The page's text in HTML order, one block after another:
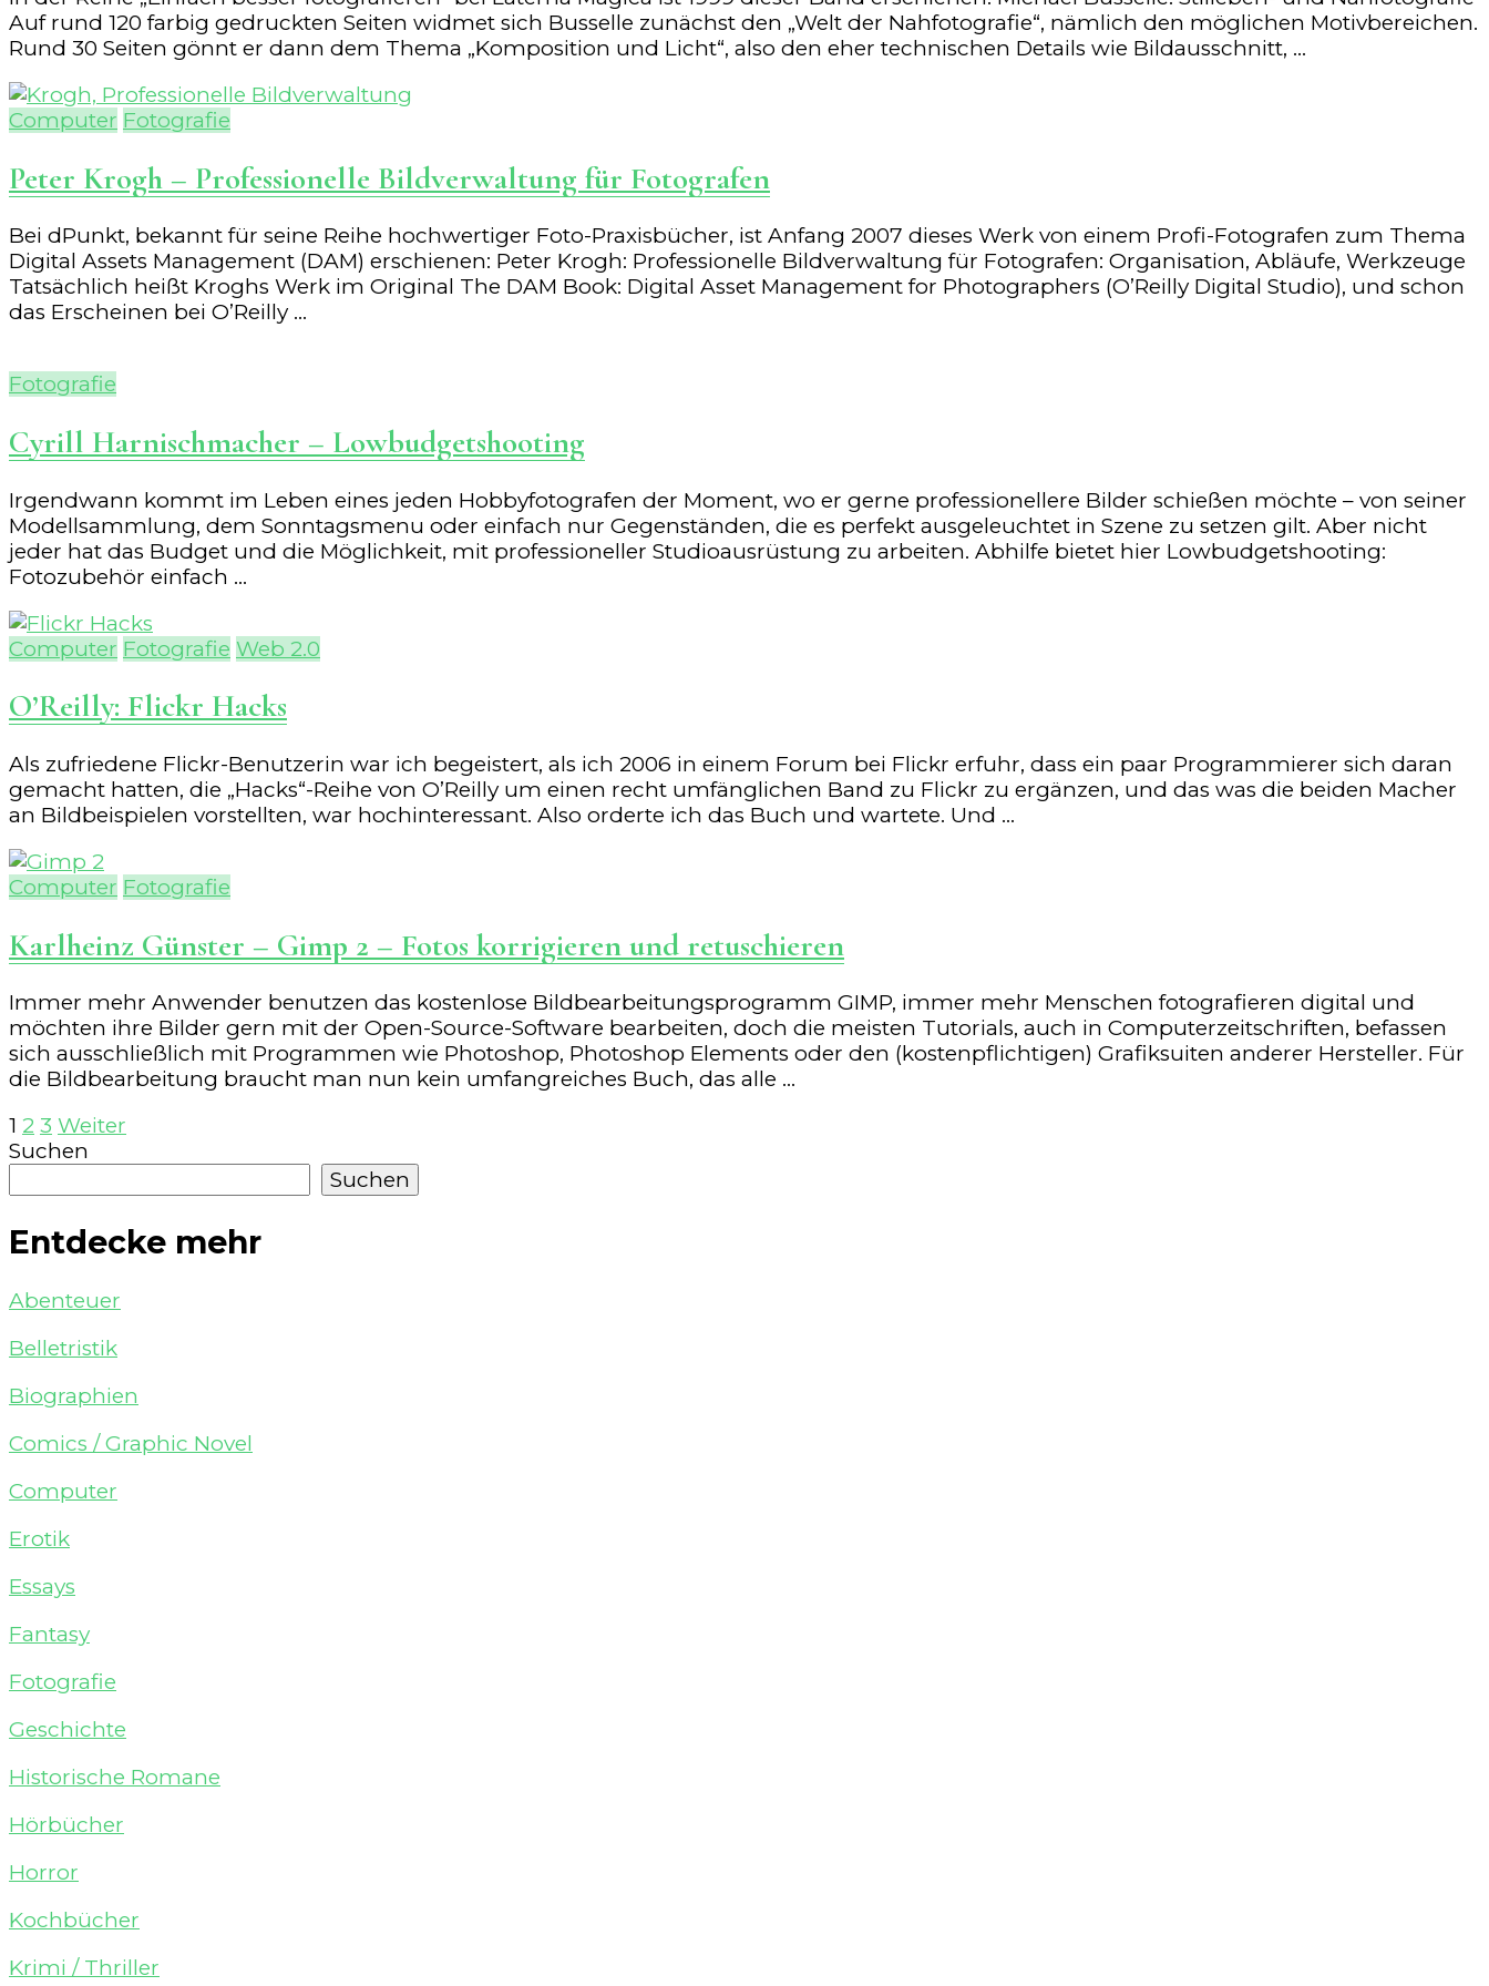
Auf rund 120 farbig gedruckten Seiten widmet sich Busselle zunächst den „Welt der Nahfotografie“, nämlich den möglichen Motivbereichen.
Rund 30 Seiten gönnt er dann dem Thema „Komposition und Licht“, also den eher technischen Details wie Bildausschnitt, …
Computer Fotografie
Peter Krogh – Professionelle Bildverwaltung für Fotografen
Bei dPunkt, bekannt für seine Reihe hochwertiger Foto-Praxisbücher, ist Anfang 2007 dieses Werk von einem Profi-Fotografen zum Thema
Digital Assets Management (DAM) erschienen: Peter Krogh: Professionelle Bildverwaltung für Fotografen: Organisation, Abläufe, Werkzeuge
Tatsächlich heißt Kroghs Werk im Original The DAM Book: Digital Asset Management for Photographers (O’Reilly Digital Studio), und schon
das Erscheinen bei O’Reilly …
Fotografie
Cyrill Harnischmacher – Lowbudgetshooting
Irgendwann kommt im Leben eines jeden Hobbyfotografen der Moment, wo er gerne professionellere Bilder schießen möchte – von seiner
Modellsammlung, dem Sonntagsmenu oder einfach nur Gegenständen, die es perfekt ausgeleuchtet in Szene zu setzen gilt. Aber nicht
jeder hat das Budget und die Möglichkeit, mit professioneller Studioausrüstung zu arbeiten. Abhilfe bietet hier Lowbudgetshooting:
Fotozubehör einfach …
Computer Fotografie Web 2.0
O’Reilly: Flickr Hacks
Als zufriedene Flickr-Benutzerin war ich begeistert, als ich 2006 in einem Forum bei Flickr erfuhr, dass ein paar Programmierer sich daran
gemacht hatten, die „Hacks“-Reihe von O’Reilly um einen recht umfänglichen Band zu Flickr zu ergänzen, und das was die beiden Macher
an Bildbeispielen vorstellten, war hochinteressant. Also orderte ich das Buch und wartete. Und …
Computer Fotografie
Karlheinz Günster – Gimp 2 – Fotos korrigieren und retuschieren
Immer mehr Anwender benutzen das kostenlose Bildbearbeitungsprogramm GIMP, immer mehr Menschen fotografieren digital und
möchten ihre Bilder gern mit der Open-Source-Software bearbeiten, doch die meisten Tutorials, auch in Computerzeitschriften, befassen
sich ausschließlich mit Programmen wie Photoshop, Photoshop Elements oder den (kostenpflichtigen) Grafiksuiten anderer Hersteller. Für
die Bildbearbeitung braucht man nun kein umfangreiches Buch, das alle …
Seitennummerierung
der
Beiträge
Seite
1 Seite
2 Seite
3 Weiter
Suchen
Suchen
Entdecke mehr
Abenteuer
Belletristik
Biographien
Comics / Graphic Novel
Computer
Erotik
Essays
Fantasy
Fotografie
Geschichte
Historische Romane
Hörbücher
Horror
Kochbücher
Krimi / Thriller